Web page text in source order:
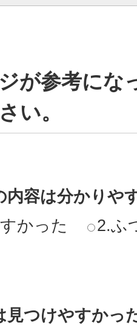
が参考にな
い。
内容は分かりや
かった
2.ふ
見つけやすかっ